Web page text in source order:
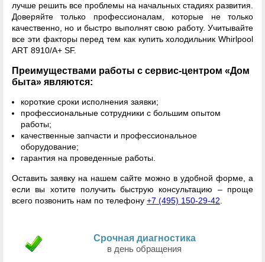
лучше решить все проблемы на начальных стадиях развития.
Доверяйте только профессионалам, которые не только
качественно, но и быстро выполнят свою работу. Учитывайте
все эти факторы перед тем как купить холодильник Whirlpool
ART 8910/A+ SF.
Преимуществами работы с сервис-центром «Дом
быта» являются:
короткие сроки исполнения заявки;
профессиональные сотрудники с большим опытом
работы;
качественные запчасти и профессиональное
оборудование;
гарантия на проведенные работы.
Оставить заявку на нашем сайте можно в удобной форме, а
если вы хотите получить быструю консультацию – проще
всего позвонить нам по телефону +7 (495) 150-29-42
Срочная диагностика
в день обращения